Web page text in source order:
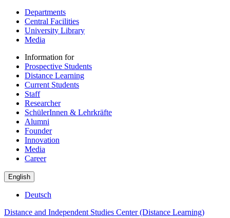
Departments
Central Facilities
University Library
Media
Information for
Prospective Students
Distance Learning
Current Students
Staff
Researcher
SchülerInnen & Lehrkräfte
Alumni
Founder
Innovation
Media
Career
English
Deutsch
Distance and Independent Studies Center (Distance Learning)